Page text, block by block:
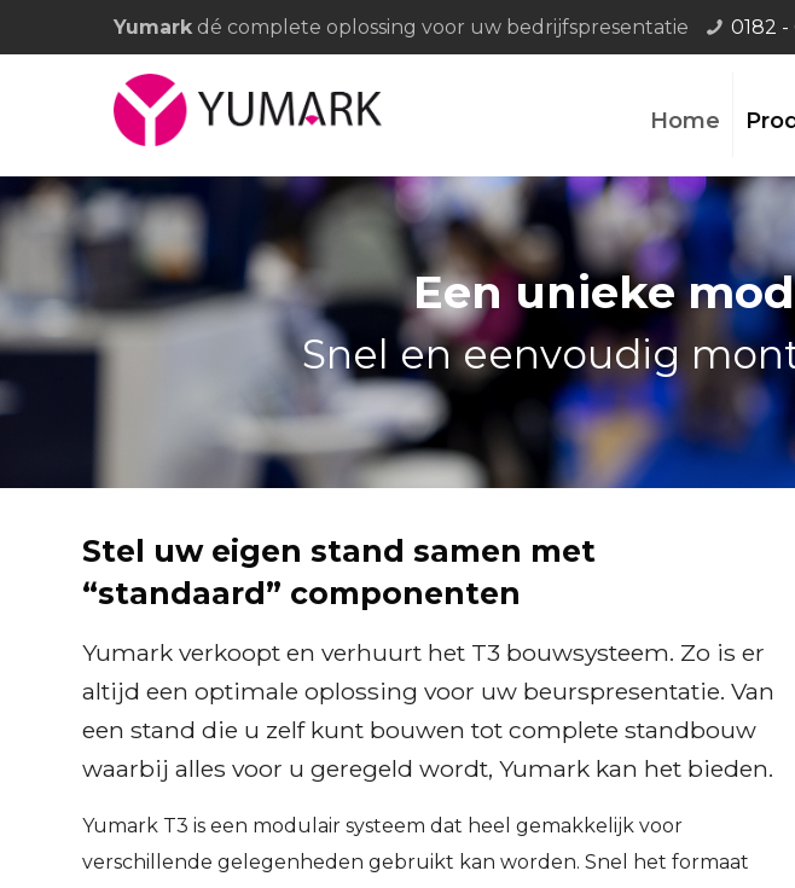
Yumark dé complete oplossing voor uw bedrijfspresentatie 0182 -
Home
Een unieke
Snel en eenvoudig
Stel uw eigen stand samen met
“standaard” componenten
Yumark verkoopt en verhuurt het T3 bouwsysteem. Zo is er
altijd een optimale oplossing voor uw beurspresentatie. Van
een stand die u zelf kunt bouwen tot complete standbouw
waarbij alles voor u geregeld wordt, Yumark kan het bieden.
Yumark T3 is een modulair systeem dat heel gemakkelijk voor
verschillende gelegenheden gebruikt kan worden. Snel het formaat